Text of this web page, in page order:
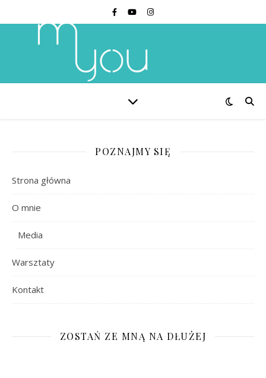
POZNAJMY SIĘ
Strona główna
O mnie
Media
Warsztaty
Kontakt
ZOSTAŃ ZE MNĄ NA DŁUŻEJ